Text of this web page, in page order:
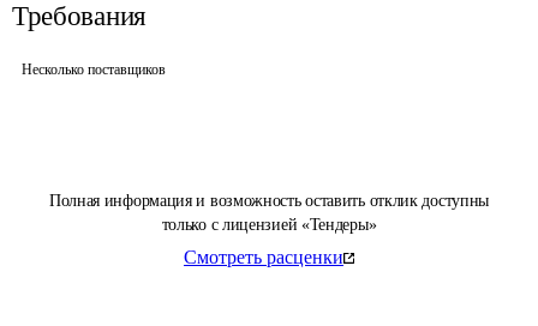
Полная информация и возможность оставить отклик доступны
только с лицензией «Тендеры»
Смотреть расценки
Требования
Несколько поставщиков